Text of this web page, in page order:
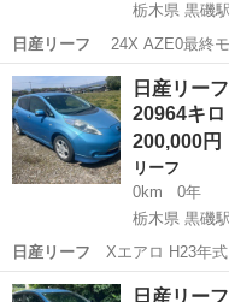
栃木県 黒磯駅
日産リーフ
24X AZE0最
栃木 那須塩原市
日産リー
20964キロ
200,000円
リーフ
0km
0年
栃木県 黒磯駅
日産リーフ
栃木 那須塩原市
日産リー